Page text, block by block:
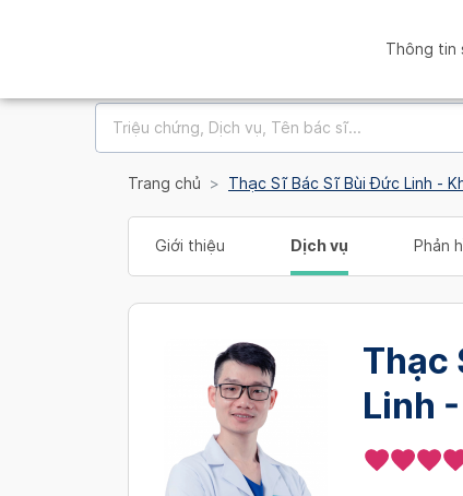
Thông tin
Trang chủ Thạc Sĩ Bác Sĩ Bùi Đức Linh -
Giới thiệu Dịch vụ Phản
Thạc
Linh